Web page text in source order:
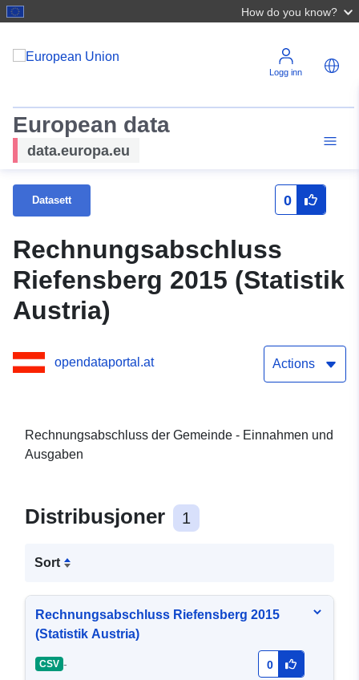
How do you know?
Logg inn
European data
data.europa.eu
Datasett 0
Rechnungsabschluss
Riefensberg 2015 (Statistik
Austria)
opendataportal.at Actions
Rechnungsabschluss der Gemeinde - Einnahmen und
Ausgaben
Distribusjoner 1
Sort
Rechnungsabschluss Riefensberg 2015
(Statistik Austria)
CSV - 0